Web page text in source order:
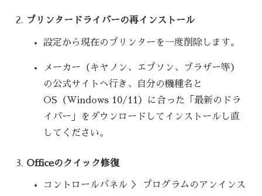
プリンタードライバーの再インストール
設定から現在のプリンターを一度削除します。
メーカー（キヤノン、エプソン、ブラザー等）
の公式サイトへ行き、自分の機種名と
OS（Windows 10/11）に合った「最新のドラ
イバー」をダウンロードしてインストールし直
してください。
Officeのクイック修復
コントロールパネル ＞ プログラムのアンインス